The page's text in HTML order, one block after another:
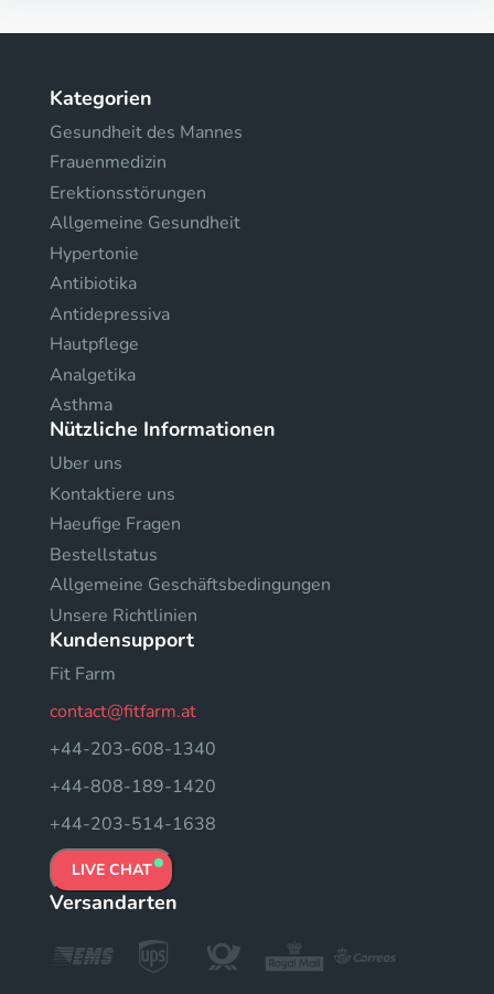
Kategorien
Gesundheit des Mannes
Frauenmedizin
Erektionsstörungen
Allgemeine Gesundheit
Hypertonie
Antibiotika
Antidepressiva
Hautpflege
Analgetika
Asthma
Nützliche Informationen
Uber uns
Kontaktiere uns
Haeufige Fragen
Bestellstatus
Allgemeine Geschäftsbedingungen
Unsere Richtlinien
Kundensupport
Fit Farm
contact@fitfarm.at
+44-203-608-1340
+44-808-189-1420
+44-203-514-1638
LIVE CHAT
Versandarten